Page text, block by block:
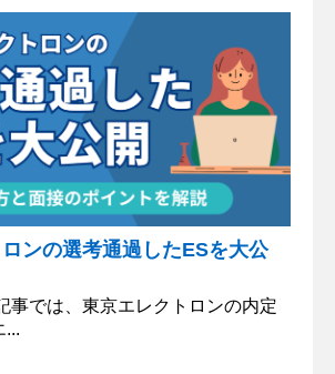
ンの選考通過したESを大公
事では、東京エレクトロンの内定
...